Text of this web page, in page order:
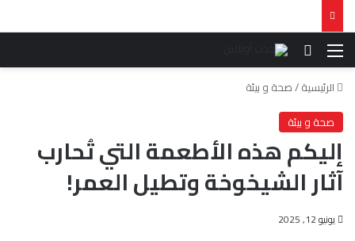
القائمة بحث عن
الرئيسية/صحة و بيئة
صحة و بيئة
إليكم هذه الأطعمة التي تُحارب
آثار الشيخوخة وتطيل العمر!
يونيو 12, 2025